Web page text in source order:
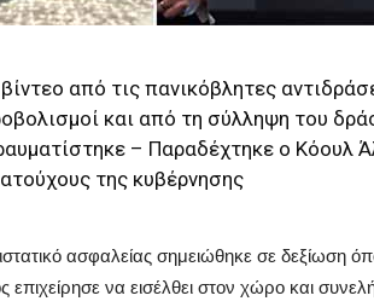
από τις πανικόβλητες
και από τη σύλληψη του
– Παραδέχτηκε ο Κόουλ
της κυβέρνησης
ασφαλείας σημειώθηκε σε δεξίωση
επιχείρησε να εισέλθει στον χώρο και